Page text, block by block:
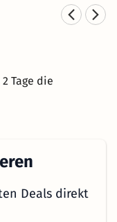
2 Tage die
Deals direkt